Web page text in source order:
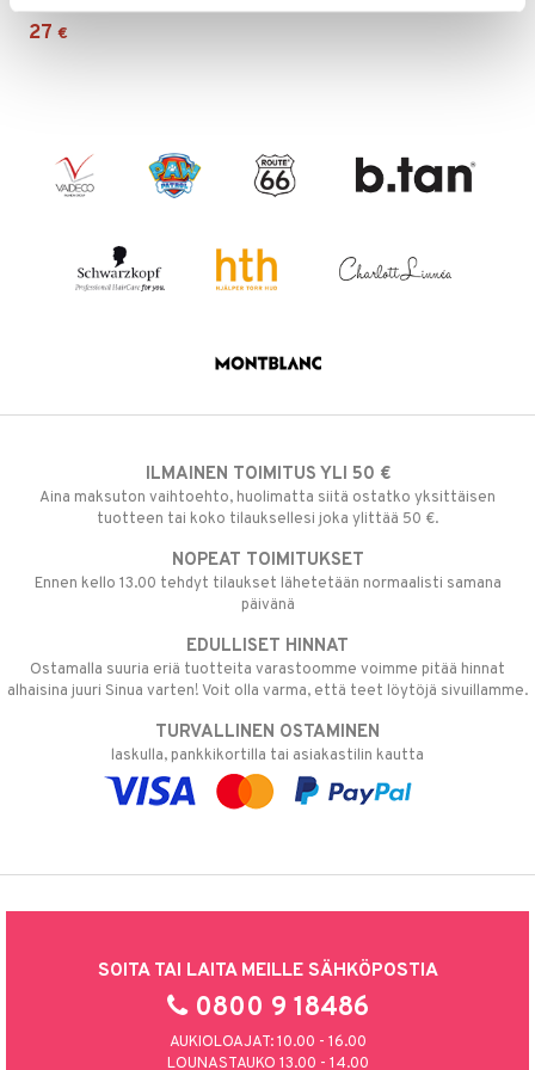
27 €
ILMAINEN TOIMITUS YLI 50 €
Aina maksuton vaihtoehto, huolimatta siitä ostatko yksittäisen
tuotteen tai koko tilauksellesi joka ylittää 50 €.
NOPEAT TOIMITUKSET
Ennen kello 13.00 tehdyt tilaukset lähetetään normaalisti samana
päivänä
EDULLISET HINNAT
Ostamalla suuria eriä tuotteita varastoomme voimme pitää hinnat
alhaisina juuri Sinua varten! Voit olla varma, että teet löytöjä sivuillamme.
TURVALLINEN OSTAMINEN
laskulla, pankkikortilla tai asiakastilin kautta
SOITA TAI LAITA MEILLE SÄHKÖPOSTIA
0800 9 18486
AUKIOLOAJAT: 10.00 - 16.00
LOUNASTAUKO 13.00 - 14.00